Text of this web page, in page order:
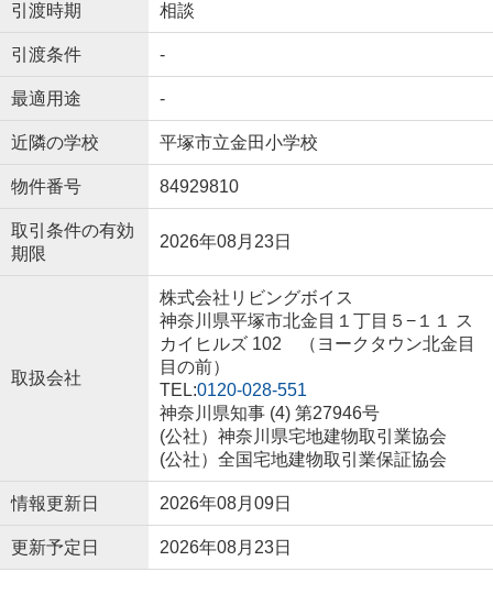
引渡時期 相談
引渡条件 -
最適用途 -
近隣の学校 平塚市立金田小学校
物件番号 84929810
取引条件の有効
期限
2026年08月23日
取扱会社
株式会社リビングボイス
神奈川県平塚市北金目１丁目５−１１ ス
カイヒルズ 102 （ヨークタウン北金目
目の前）
TEL:0120-028-551
神奈川県知事 (4) 第27946号
(公社）神奈川県宅地建物取引業協会
(公社）全国宅地建物取引業保証協会
情報更新日 2026年08月09日
更新予定日 2026年08月23日